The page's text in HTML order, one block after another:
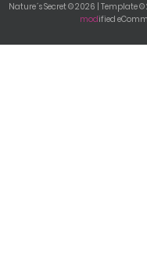
Nature´s Secret © 2026 | Template
modified